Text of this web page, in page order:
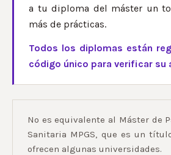
a tu diploma del máster un
más de prácticas.
Todos los diplomas están
código único para verificar su
No es equivalente al Máster de
Sanitaria MPGS, que es un
ofrecen algunas universidades.